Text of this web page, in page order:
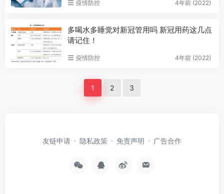
疫情防控 4年前 (2022)
多喝水多睡觉对新冠管用吗 新冠用药这几点
请记住！
疫情防控 4年前 (2022)
1 2 3
友链申请 隐私政策 免责声明 广告合作